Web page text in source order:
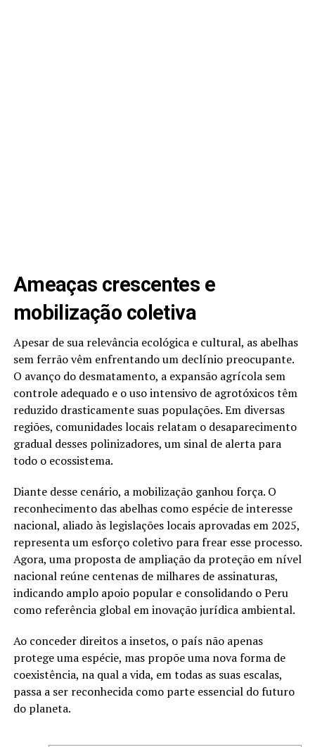
Ameaças crescentes e
mobilização coletiva
Apesar de sua relevância ecológica e cultural, as abelhas
sem ferrão vêm enfrentando um declínio preocupante.
O avanço do desmatamento, a expansão agrícola sem
controle adequado e o uso intensivo de agrotóxicos têm
reduzido drasticamente suas populações. Em diversas
regiões, comunidades locais relatam o desaparecimento
gradual desses polinizadores, um sinal de alerta para
todo o ecossistema.
Diante desse cenário, a mobilização ganhou força. O
reconhecimento das abelhas como espécie de interesse
nacional, aliado às legislações locais aprovadas em 2025,
representa um esforço coletivo para frear esse processo.
Agora, uma proposta de ampliação da proteção em nível
nacional reúne centenas de milhares de assinaturas,
indicando amplo apoio popular e consolidando o Peru
como referência global em inovação jurídica ambiental.
Ao conceder direitos a insetos, o país não apenas
protege uma espécie, mas propõe uma nova forma de
coexistência, na qual a vida, em todas as suas escalas,
passa a ser reconhecida como parte essencial do futuro
do planeta.